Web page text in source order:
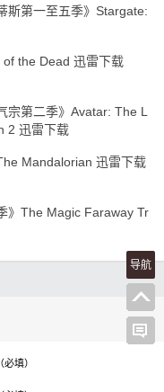
斯第一至五季》Stargate:
of the Dead 迅雷下载
宗第二季》Avatar: The L
2 迅雷下载
Mandalorian 迅雷下载
》The Magic Faraway Tr
必填）
导航